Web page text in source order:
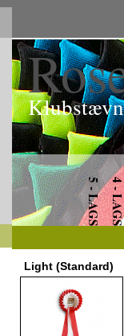
4 -
5 - LAGS
Light (Standard)